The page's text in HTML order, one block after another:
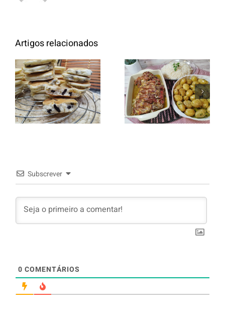
Artigos relacionados
Panquecas
com Oreo
Entrecosto
italiano c/
batata a
murro e
Subscrever
0 COMENTÁRIOS